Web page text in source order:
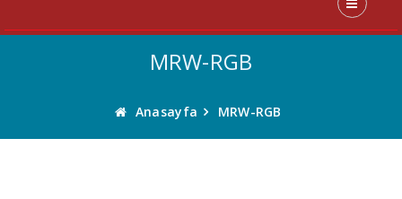
MRW-RGB
Anasayfa MRW-RGB